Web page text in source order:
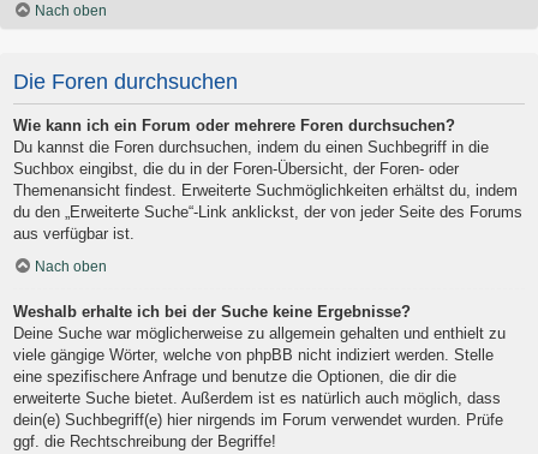
Nach oben
Die Foren durchsuchen
Wie kann ich ein Forum oder mehrere Foren durchsuchen?
Du kannst die Foren durchsuchen, indem du einen Suchbegriff in die
Suchbox eingibst, die du in der Foren-Übersicht, der Foren- oder
Themenansicht findest. Erweiterte Suchmöglichkeiten erhältst du, indem
du den „Erweiterte Suche“-Link anklickst, der von jeder Seite des Forums
aus verfügbar ist.
Nach oben
Weshalb erhalte ich bei der Suche keine Ergebnisse?
Deine Suche war möglicherweise zu allgemein gehalten und enthielt zu
viele gängige Wörter, welche von phpBB nicht indiziert werden. Stelle
eine spezifischere Anfrage und benutze die Optionen, die dir die
erweiterte Suche bietet. Außerdem ist es natürlich auch möglich, dass
dein(e) Suchbegriff(e) hier nirgends im Forum verwendet wurden. Prüfe
ggf. die Rechtschreibung der Begriffe!